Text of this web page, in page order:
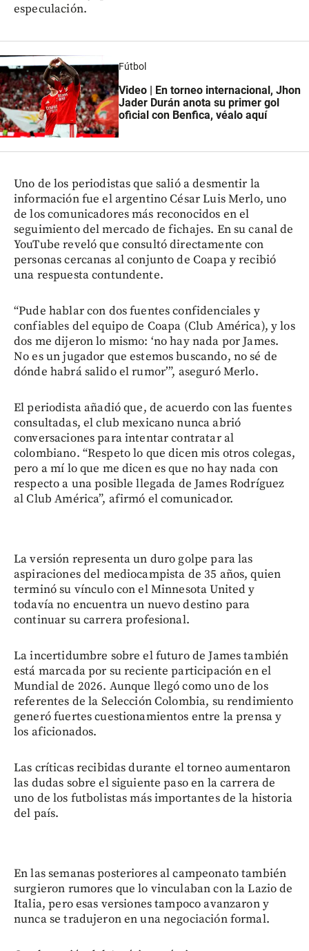
especulación.
Fútbol
Video | En torneo internacional, Jhon
Jader Durán anota su primer gol
oficial con Benfica, véalo aquí
Uno de los periodistas que salió a desmentir la
información fue el argentino César Luis Merlo, uno
de los comunicadores más reconocidos en el
seguimiento del mercado de fichajes. En su canal de
YouTube reveló que consultó directamente con
personas cercanas al conjunto de Coapa y recibió
una respuesta contundente.
“Pude hablar con dos fuentes confidenciales y
confiables del equipo de Coapa (Club América), y los
dos me dijeron lo mismo: ‘no hay nada por James.
No es un jugador que estemos buscando, no sé de
dónde habrá salido el rumor’”, aseguró Merlo.
El periodista añadió que, de acuerdo con las fuentes
consultadas, el club mexicano nunca abrió
conversaciones para intentar contratar al
colombiano. “Respeto lo que dicen mis otros colegas,
pero a mí lo que me dicen es que no hay nada con
respecto a una posible llegada de James Rodríguez
al Club América”, afirmó el comunicador.
La versión representa un duro golpe para las
aspiraciones del mediocampista de 35 años, quien
terminó su vínculo con el Minnesota United y
todavía no encuentra un nuevo destino para
continuar su carrera profesional.
La incertidumbre sobre el futuro de James también
está marcada por su reciente participación en el
Mundial de 2026. Aunque llegó como uno de los
referentes de la Selección Colombia, su rendimiento
generó fuertes cuestionamientos entre la prensa y
los aficionados.
Las críticas recibidas durante el torneo aumentaron
las dudas sobre el siguiente paso en la carrera de
uno de los futbolistas más importantes de la historia
del país.
En las semanas posteriores al campeonato también
surgieron rumores que lo vinculaban con la Lazio de
Italia, pero esas versiones tampoco avanzaron y
nunca se tradujeron en una negociación formal.